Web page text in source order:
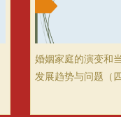
婚姻家庭的演变和
发展趋势与问题（